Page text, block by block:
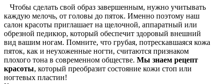
Чтобы сделать свой образ завершенным, нужно учитывать
каждую мелочь, от головы до пяток. Именно поэтому наш
салон красоты приглашает на щелочной, аппаратный или
обрезной педикюр, который обеспечит здоровый внешний
вид вашим ногам. Помните, что грубая, потрескавшаяся кожа
пяток, как и неухоженные ногти, считаются признаком
плохого тона в современном обществе. Мы знаем рецепт
красоты, который преобразит состояние кожи стоп или
ногтевых пластин!